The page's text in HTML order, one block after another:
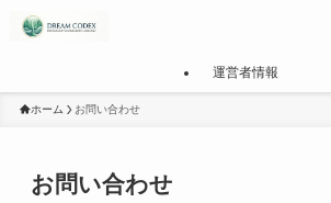
運営者情報
ホーム お問い合わせ
お問い合わせ